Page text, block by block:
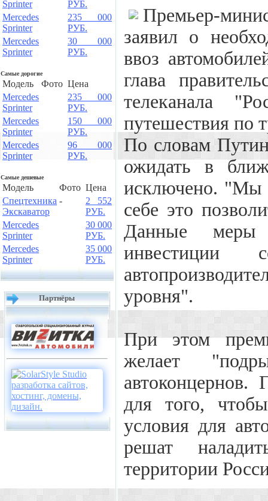
Sprinter
РУБ.
Mercedes
Sprinter
235 000
РУБ.
Mercedes
Sprinter
30 000
РУБ.
Самые дорогие
Модель Фото Цена
Mercedes
Sprinter
235 000
РУБ.
Mercedes
Sprinter
150 000
РУБ.
Mercedes
Sprinter
96 000
РУБ.
Самые дешевые
Модель Фото Цена
Спецтехника
Экскаватор
-
2 552
РУБ.
Mercedes
Sprinter
30 000
РУБ.
Mercedes
Sprinter
35 000
РУБ.
Партнёры
Премьер-
заявил о
ввоз
глава
телеканала
путешествия по
По словам
ожидать в
исключено.
себе это
Данные меры
инвестиции
уровня".
При этом
желает
автоконцернов.
для того,
условия для
решат
территории